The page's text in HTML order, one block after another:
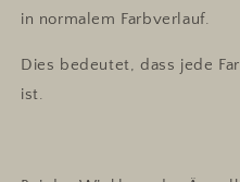
in normalem Farbverlauf.
Dies bedeutet, dass jede
ist.